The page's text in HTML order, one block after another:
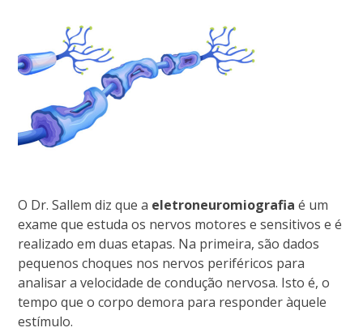
O Dr. Sallem diz que a eletroneuromiografia é um
exame que estuda os nervos motores e sensitivos e é
realizado em duas etapas. Na primeira, são dados
pequenos choques nos nervos periféricos para
analisar a velocidade de condução nervosa. Isto é, o
tempo que o corpo demora para responder àquele
estímulo.